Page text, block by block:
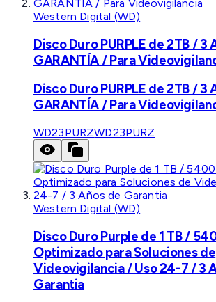
Western Digital (WD)
Disco Duro PURPLE de 2TB / 3
GARANTÍA / Para
Disco Duro PURPLE de 2TB / 3
GARANTÍA / Para
WD23PURZWD23PURZ
Western Digital (WD)
Disco Duro Purple de 1 TB /
Optimizado para Soluciones de
Videovigilancia / Uso 24-7 / 3
Garantia